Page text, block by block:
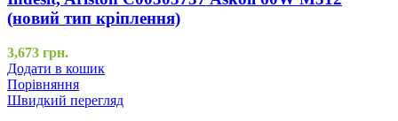
(новий тип кріплення)
3,673 грн.
Додати в кошик
Порівняння
Швидкий перегляд